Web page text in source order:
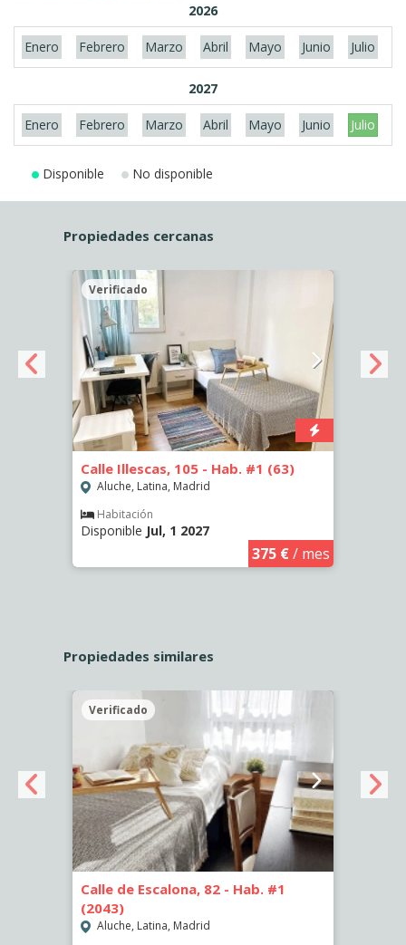
2026
Enero Febrero Marzo Abril Mayo Junio Julio
2027
Enero Febrero Marzo Abril Mayo Junio Julio
Disponible No disponible
Propiedades cercanas
Verificado
Calle Illescas, 105 - Hab. #1 (63)
Aluche, Latina, Madrid
Habitación
Disponible Jul, 1 2027
375 €/ mes
Propiedades similares
Verificado
Calle de Escalona, 82 - Hab. #1
(2043)
Aluche, Latina, Madrid